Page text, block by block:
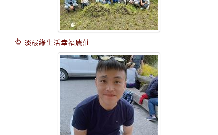
淡碳綠生活幸福農莊